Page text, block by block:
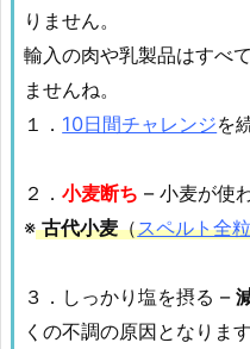
りません。
輸入の肉や乳製品はすべ
ませんね。
１． 10日間チャレンジを
２．小麦断ち – 小麦が使
※ 古代小麦（スペルト全
３．しっかり塩を摂る –
くの不調の原因となりま